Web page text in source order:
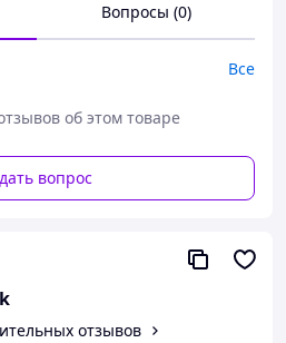
Вопросы (0)
Все
об этом товаре
вопрос
отзывов